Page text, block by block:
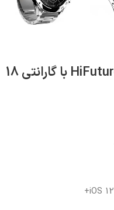
فیوچر مدل HiFuture FutureGo Pro با گارانتی 18